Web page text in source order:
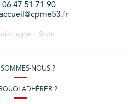
: 06 47 51 71 90
agence Stafe
NOUS ?
ADHÉRER ?